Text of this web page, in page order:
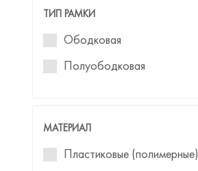
Emporio Armani
Furla
Кошачий глаз
Бабочка
Геометрическая
ТИП РАМКИ
Ободковая
Полуободковая
МАТЕРИАЛ
Пластиковые (полимерные)